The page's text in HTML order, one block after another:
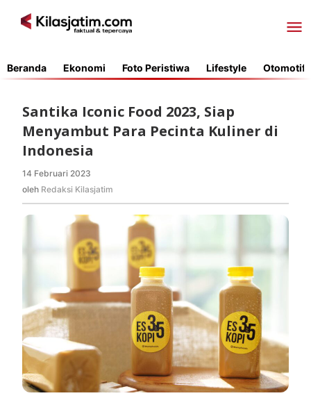
Beranda Ekonomi Foto Peristiwa Lifestyle Otomotif
Santika Iconic Food 2023, Siap
Menyambut Para Pecinta Kuliner di
Indonesia
14 Februari 2023
Redaksi
oleh Redaksi Kilasjatim